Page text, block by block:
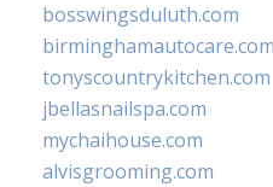
bosswingsduluth.com
birminghamautocare.com
tonyscountrykitchen.com
jbellasnailspa.com
mychaihouse.com
alvisgrooming.com